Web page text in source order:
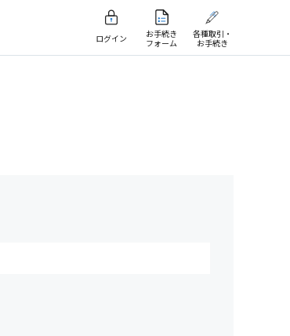
ログイン
お手続き
フォーム
各種取引・
お手続き